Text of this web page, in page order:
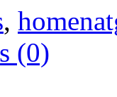
,
(0)